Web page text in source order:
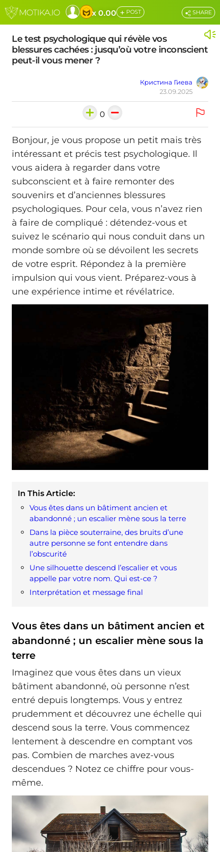
x 0.00 + POST
Le test psychologique qui révèle vos
blessures cachées : jusqu’où votre inconscient
peut-il vous mener ?
Кристина Гиева
23.09.2025
SHARE
0
Bonjour, je vous propose un petit mais très
intéressant et précis test psychologique. Il
vous aidera à regarder dans votre
subconscient et à faire remonter des
souvenirs et d’anciennes blessures
psychologiques. Pour cela, vous n’avez rien
à faire de compliqué : détendez-vous et
suivez le scénario qui nous conduit dans un
monde sombre où se dévoilent les secrets
de votre esprit. Répondez à la première
impulsion qui vous vient. Préparez-vous à
une expérience intime et révélatrice.
In This Article:
Vous êtes dans un bâtiment ancien et
abandonné ; un escalier mène sous la terre
Dans la pièce souterraine, des bruits d’une
autre personne se font entendre dans
l’obscurité
Une silhouette descend l’escalier et vous
appelle par votre nom. Qui est-ce ?
Interprétation et message final
Vous êtes dans un bâtiment ancien et
abandonné ; un escalier mène sous la
terre
Imaginez que vous êtes dans un vieux
bâtiment abandonné, où personne n’est
entré depuis longtemps. Vous y entrez
prudemment et découvrez une échelle qui
descend sous la terre. Vous commencez
lentement à descendre en comptant vos
pas. Combien de marches avez-vous
descendues ? Notez ce chiffre pour vous-
même.